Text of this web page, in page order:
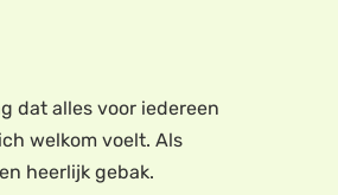
dat alles voor iedereen
welkom voelt. Als
heerlijk gebak.